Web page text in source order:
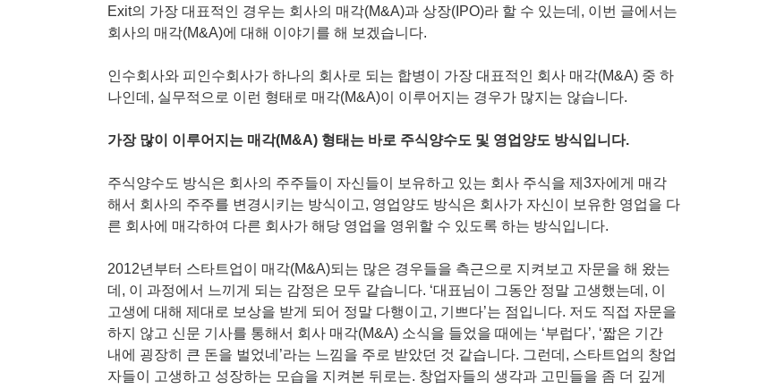
Exit의 가장 대표적인 경우는 회사의 매각(M&A)과 상장(IPO)라 할 수 있는데, 이번 글에서는
회사의 매각(M&A)에 대해 이야기를 해 보겠습니다.
인수회사와 피인수회사가 하나의 회사로 되는 합병이 가장 대표적인 회사 매각(M&A) 중 하
나인데, 실무적으로 이런 형태로 매각(M&A)이 이루어지는 경우가 많지는 않습니다.
가장 많이 이루어지는 매각(M&A) 형태는 바로 주식양수도 및 영업양도 방식입니다.
주식양수도 방식은 회사의 주주들이 자신들이 보유하고 있는 회사 주식을 제3자에게 매각
해서 회사의 주주를 변경시키는 방식이고, 영업양도 방식은 회사가 자신이 보유한 영업을 다
른 회사에 매각하여 다른 회사가 해당 영업을 영위할 수 있도록 하는 방식입니다.
2012년부터 스타트업이 매각(M&A)되는 많은 경우들을 측근으로 지켜보고 자문을 해 왔는
데, 이 과정에서 느끼게 되는 감정은 모두 같습니다. ‘대표님이 그동안 정말 고생했는데, 이
고생에 대해 제대로 보상을 받게 되어 정말 다행이고, 기쁘다’는 점입니다. 저도 직접 자문을
하지 않고 신문 기사를 통해서 회사 매각(M&A) 소식을 들었을 때에는 ‘부럽다’, ‘짧은 기간
내에 굉장히 큰 돈을 벌었네’라는 느낌을 주로 받았던 것 같습니다. 그런데, 스타트업의 창업
자들이 고생하고 성장하는 모습을 지켜본 뒤로는. 창업자들의 생각과 고민들을 좀 더 깊게